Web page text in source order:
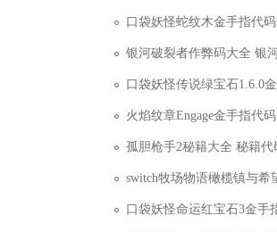
孤胆枪手2秘籍大全 秘籍代